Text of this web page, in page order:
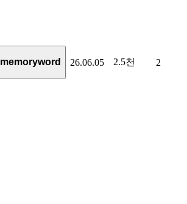
memoryword 26.06.05 2.5천 2